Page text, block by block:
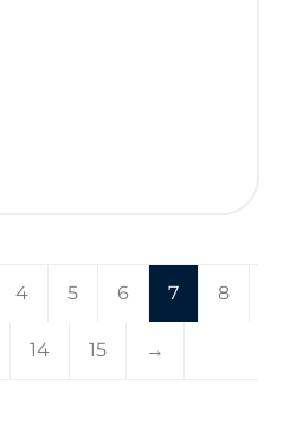
4 5 6 7 8
14 15 →